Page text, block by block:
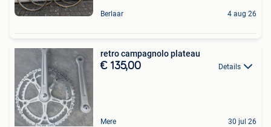
Berlaar 4 aug 26
retro campagnolo plateau
€ 135,00 Details
Mere 30 jul 26